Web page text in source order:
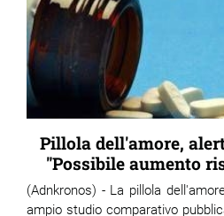
Pillola dell'amore,
"Possibile aumento
(Adnkronos) - La pillola
ampio studio comparativo